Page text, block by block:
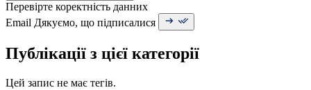
Перевірте коректність данних
Email Дякуємо, що підписалися
Публікації з цієї категорії
Цей запис не має тегів.